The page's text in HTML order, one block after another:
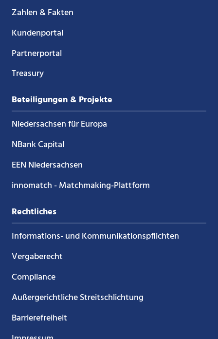
Zahlen & Fakten
Kundenportal
Partnerportal
Treasury
Beteiligungen & Projekte
Niedersachsen für Europa
NBank Capital
EEN Niedersachsen
innomatch - Matchmaking-Plattform
Rechtliches
Informations- und Kommunikations­pflichten
Vergaberecht
Compliance
Außergerichtliche Streitschlichtung
Barrierefreiheit